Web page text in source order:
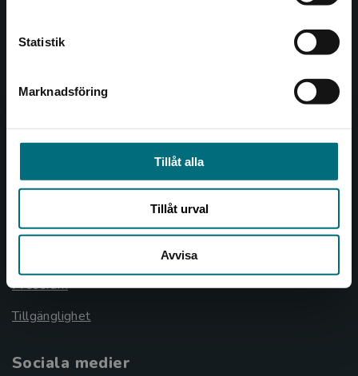
Statistik
Marknadsföring
Tillåt alla
Tillåt urval
Avvisa
Om oss
GDPR och personuppgifter
Lediga tjänster
Pressrum
Tillgänglighet
Sociala medier